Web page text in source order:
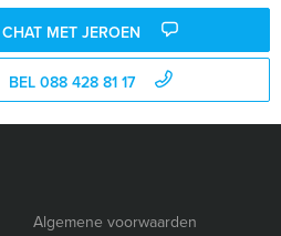
CHAT MET JEROEN
BEL 088 428 81 17
Algemene voorwaarden